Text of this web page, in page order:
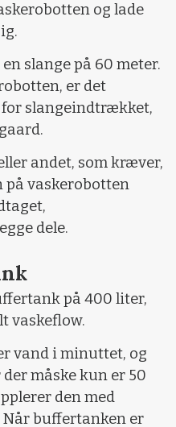
og lade
slange på 60 meter.
er det
slangeindtrækket,
andet, som kræver,
på vaskerobotten
dele.
på 400 liter,
vaskeflow.
vand i minuttet, og
måske kun er 50
den med
buffertanken er